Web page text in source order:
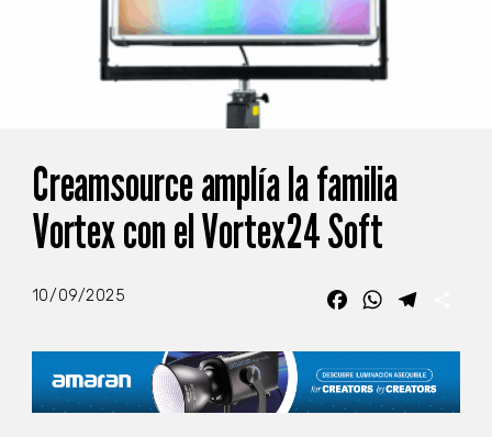
Creamsource amplía la familia
Vortex con el Vortex24 Soft
10/09/2025 FacebookWhatsApp